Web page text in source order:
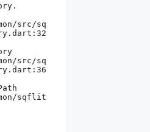
src/sq
src/sq
sqflit